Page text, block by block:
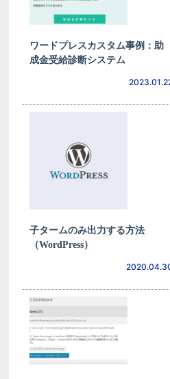
ワードプレスカスタム事例：助
成金受給診断システム
子タームのみ出力する方法
（WordPress）